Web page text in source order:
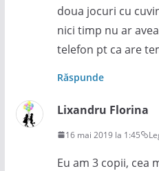
doua jocuri cu
nici timp nu ar
telefon pt ca are
Răspunde
Lixandru Florina
16 mai 2019 la 1:45
Eu am 3 copii, cea